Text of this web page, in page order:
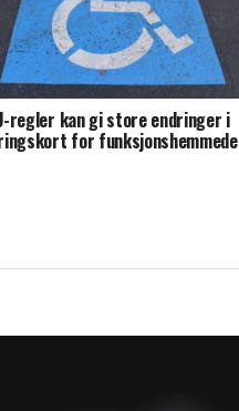
regler kan gi store endringer i
for funksjonshemmede